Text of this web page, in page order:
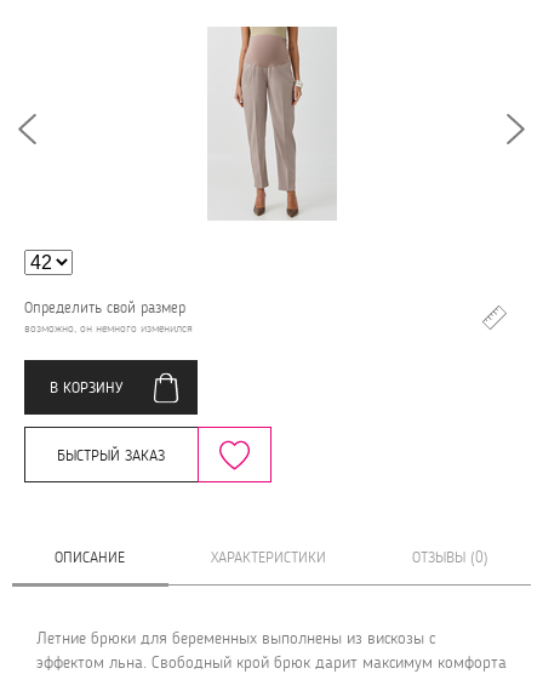
Определить свой размер
возможно, он немного изменился
В КОРЗИНУ
БЫСТРЫЙ ЗАКАЗ
ОПИСАНИЕ ХАРАКТЕРИСТИКИ ОТЗЫВЫ (0)
Летние брюки для беременных выполнены из вискозы с
эффектом льна. Свободный крой брюк дарит максимум комфорта